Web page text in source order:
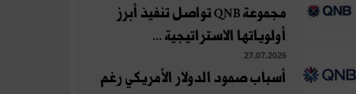
مجموعة QNB تواصل تنفيذ أبرز
أولوياتها الاستراتيجية ...
27.07.2026
أسباب صمود الدولار الأمريكي رغم